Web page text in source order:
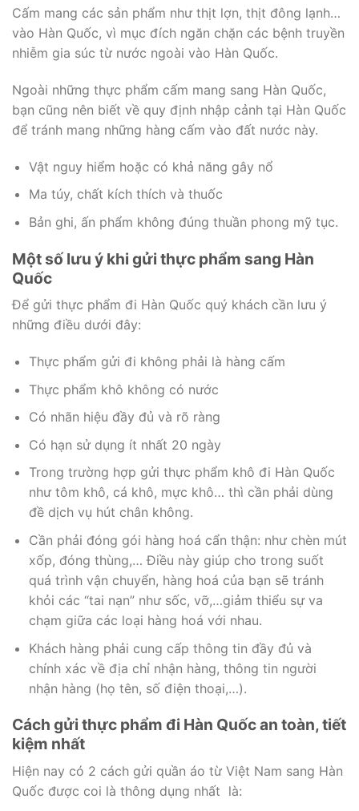
Cấm mang các sản phẩm như thịt lợn, thịt đông lạnh…
vào Hàn Quốc, vì mục đích ngăn chặn các bệnh truyền
nhiễm gia súc từ nước ngoài vào Hàn Quốc.
Ngoài những thực phẩm cấm mang sang Hàn Quốc,
bạn cũng nên biết về quy định nhập cảnh tại Hàn Quốc
để tránh mang những hàng cấm vào đất nước này.
Vật nguy hiểm hoặc có khả năng gây nổ
Ma túy, chất kích thích và thuốc
Bản ghi, ấn phẩm không đúng thuần phong mỹ tục.
Một số lưu ý khi gửi thực phẩm sang Hàn
Quốc
Để gửi thực phẩm đi Hàn Quốc quý khách cần lưu ý
những điều dưới đây:
Thực phẩm gửi đi không phải là hàng cấm
Thực phẩm khô không có nước
Có nhãn hiệu đầy đủ và rõ ràng
Có hạn sử dụng ít nhất 20 ngày
Trong trường hợp gửi thực phẩm khô đi Hàn Quốc
như tôm khô, cá khô, mực khô… thì cần phải dùng
đề dịch vụ hút chân không.
Cần phải đóng gói hàng hoá cẩn thận: như chèn mút
xốp, đóng thùng,… Điều này giúp cho trong suốt
quá trình vận chuyển, hàng hoá của bạn sẽ tránh
khỏi các “tai nạn” như sốc, vỡ,…giảm thiểu sự va
chạm giữa các loại hàng hoá với nhau.
Khách hàng phải cung cấp thông tin đầy đủ và
chính xác về địa chỉ nhận hàng, thông tin người
nhận hàng (họ tên, số điện thoại,…).
Cách gửi thực phẩm đi Hàn Quốc an toàn, tiết
kiệm nhất
Hiện nay có 2 cách gửi quần áo từ Việt Nam sang Hàn
Quốc được coi là thông dụng nhất là: